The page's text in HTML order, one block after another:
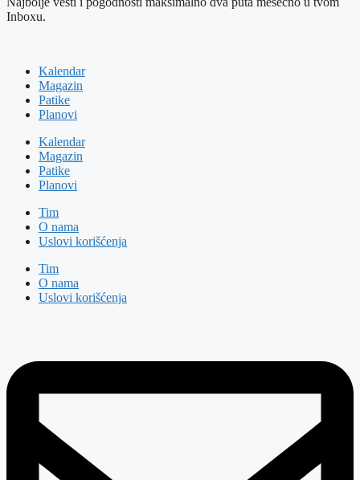
Inboxu.
Kalendar
Magazin
Patike
Planovi
Kalendar
Magazin
Patike
Planovi
Tim
O nama
Uslovi korišćenja
Tim
O nama
Uslovi korišćenja